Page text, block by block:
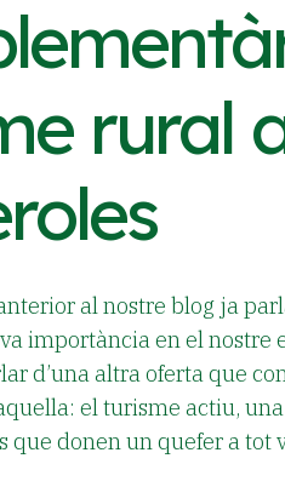
rural
al nostre blog ja
importància en el nostre
d’una altra oferta que
el turisme actiu,
que donen un quefer a tot